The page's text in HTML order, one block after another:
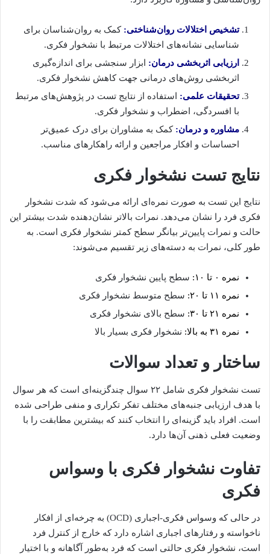
تشخیص اختلالات روان‌شناختی: کمک به روان‌شناسان برای
شناسایی نشانه‌های اختلالات مرتبط با نشخوار فکری.
ارزیابی اثربخشی درمان: ابزار سنجشی برای اندازه‌گیری
اثربخشی روش‌های درمانی جهت کاهش نشخوار فکری.
تحقیقات علمی: استفاده از نتایج تست در پژوهش‌های مرتبط
با افسردگی، اضطراب و نشخوار فکری.
مشاوره و درمان: کمک به مشاوران برای درک عمیق‌تر
احساسات و افکار مراجعین و ارائه راهکارهای مناسب.
نتایج تست نشخوار فکری
نتایج این تست به صورت نمره‌ای ارائه می‌شود که شدت نشخوار
فکری فرد را نشان می‌دهد. نمرات بالاتر نشان‌دهنده شدت بیشتر این
حالت و نمرات پایین‌تر بیانگر سطح کمتر نشخوار فکری است. به
طور کلی، نمرات به دسته‌های زیر تقسیم می‌شوند:
نمره ۰ تا ۱۰:
سطح پایین نشخوار فکری
نمره ۱۱ تا ۲۰:
سطح متوسط نشخوار فکری
نمره ۲۱ تا ۳۰:
سطح بالای نشخوار فکری
نمره ۳۱ به بالا:
نشخوار فکری بسیار بالا
ساختار و تعداد سوالات
تست نشخوار فکری شامل ۲۲ سوال چندگزینه‌ای است که هر سوال
با هدف ارزیابی جنبه‌های مختلف تفکر تکراری و منفی طراحی شده
است. افراد باید گزینه‌ای را انتخاب کنند که بیشترین مطابقت را با
وضعیت فعلی ذهنی آن‌ها دارد.
تفاوت نشخوار فکری با وسواس
فکری
در حالی که وسواس فکری-اجباری (OCD) به چرخه‌ای از افکار
ناخواسته و رفتارهای اجباری اشاره دارد که خارج از کنترل فرد
است، نشخوار فکری حالتی است که فرد به‌طور آگاهانه و با اختیار